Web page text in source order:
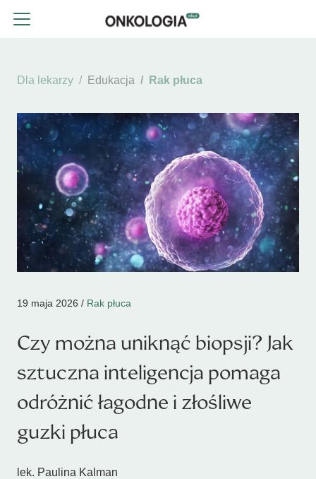
Dla lekarzy Edukacja Rak płuca
19 maja 2026 / Rak płuca
Czy można uniknąć biopsji? Jak
sztuczna inteligencja pomaga
odróżnić łagodne i złośliwe
guzki płuca
lek. Paulina Kalman